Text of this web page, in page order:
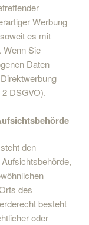
Werbung
es mit
Wenn Sie
Daten
DSGVO).
den
des
besteht
oder